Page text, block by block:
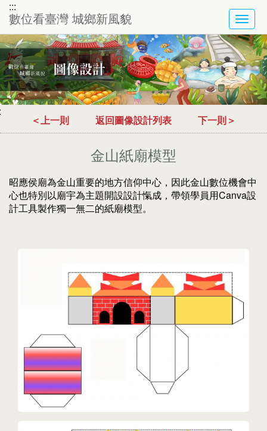
:::
數位看臺灣 城鄉新風貌
＜上一則 返回圖像設計列表 下一則＞
金山紙廟模型
昭應侯廟為金山重要的地方信仰中心，因此金山數位機會中
心也特別以廟宇為主題開設設計愾成，帶領學員用Canva設
計工具製作獨一無二的紙廟模型。